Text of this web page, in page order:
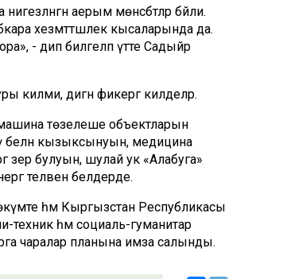
аерым мөнәсәбәтләр бәйли.
хезмәттәшлек кысаларында да.
- дип билгеләп үтте Садыйр
килми, дигән фикергә килделәр.
төзелеше объектларын
белән кызыксынуын, медицина
әзер булуын, шулай ук «Алабуга»
теләвен белдерде.
һәм Кыргызстан Республикасы
техник һәм социаль-гуманитар
чаралар планына имза салынды.